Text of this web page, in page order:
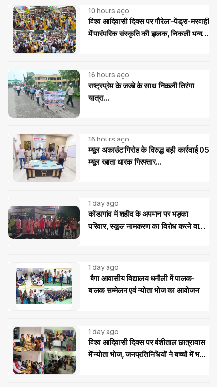
10 hours ago
विश्व आदिवासी दिवस पर गौरेला-पेंड्रा-मरवाही
में पारंपरिक संस्कृति की झलक, निकली भव्य
16 hours ago
राष्ट्रप्रेम के जज्बे के साथ निकली तिरंगा
यात्रा...
16 hours ago
म्यूल अकाउंट गिरोह के विरुद्ध बड़ी कार्रवाई 05
म्यूल खाता धारक गिरफ्तार...
1 day ago
कोंडागांव में शहीद के अपमान पर भड़का
परिवार, स्कूल नामकरण का विरोध करने वालों
1 day ago
बैगा आवासीय विद्यालय धनौली में पालक-
बालक सम्मेलन एवं न्योता भोज का आयोजन
1 day ago
विश्व आदिवासी दिवस पर बंशीताल छात्रावास
में न्योता भोज, जनप्रतिनिधियों ने बच्चों में भरी